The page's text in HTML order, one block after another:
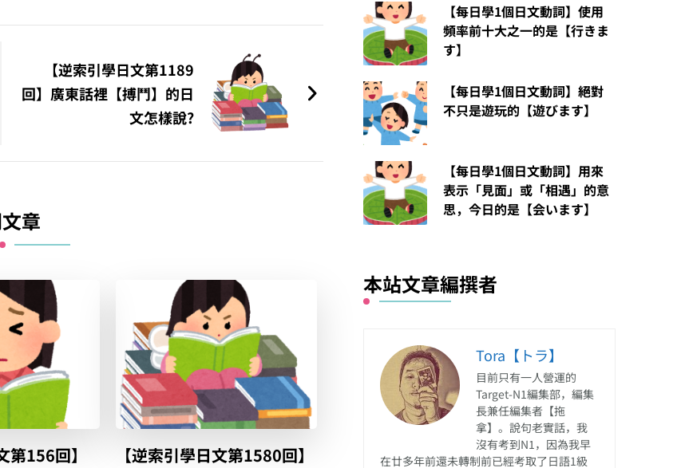
【逆索引學日文第1189
回】廣東話裡【搏鬥】的日
文怎樣說?
章
第156回】
【逆索引學日文第1580回】
【每日學1個日文動詞】使用
頻率前十大之一的是【行きま
す】
【每日學1個日文動詞】絕對
不只是遊玩的【遊びます】
【每日學1個日文動詞】用來
表示「見面」或「相遇」的意
思，今日的是【会います】
本站文章編撰者
Tora【トラ】
目前只有一人營運的
Target-N1編集部，編集
長兼任編集者【拖
拿】。說句老實話，我
沒有考到N1，因為我早
在廿多年前還未轉制前已經考取了日語1級